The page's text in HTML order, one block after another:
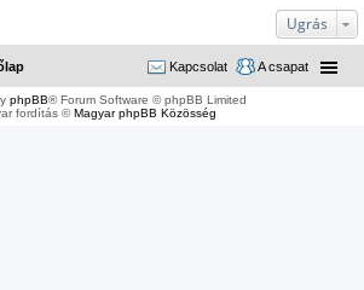
Ugrás
A csapat
Kapcsolat
phpBB® Forum Software © phpBB Limited
fordítás ©Magyar phpBB Közösség